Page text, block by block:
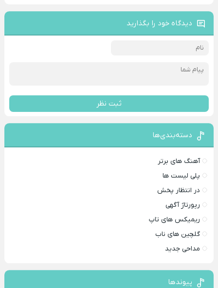
دیدگاه خود را بگذارید
ثبت نظر
دسته‌بندی‌ها
آهنگ های برتر
پلی لیست ها
در انتظار پخش
رپورتاژ آگهی
ریمیکس های تاپ
گلچین های ناب
مداحی جدید
پیوندها